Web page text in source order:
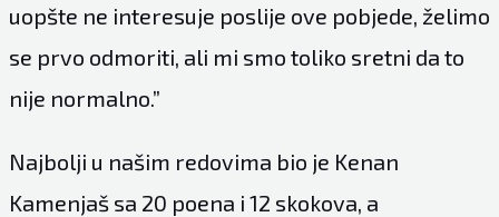
uopšte ne interesuje poslije ove pobjede, želimo
se prvo odmoriti, ali mi smo toliko sretni da to
nije normalno.”
Najbolji u našim redovima bio je Kenan
Kamenjaš sa 20 poena i 12 skokova, a